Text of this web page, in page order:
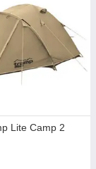
Lite Camp 2